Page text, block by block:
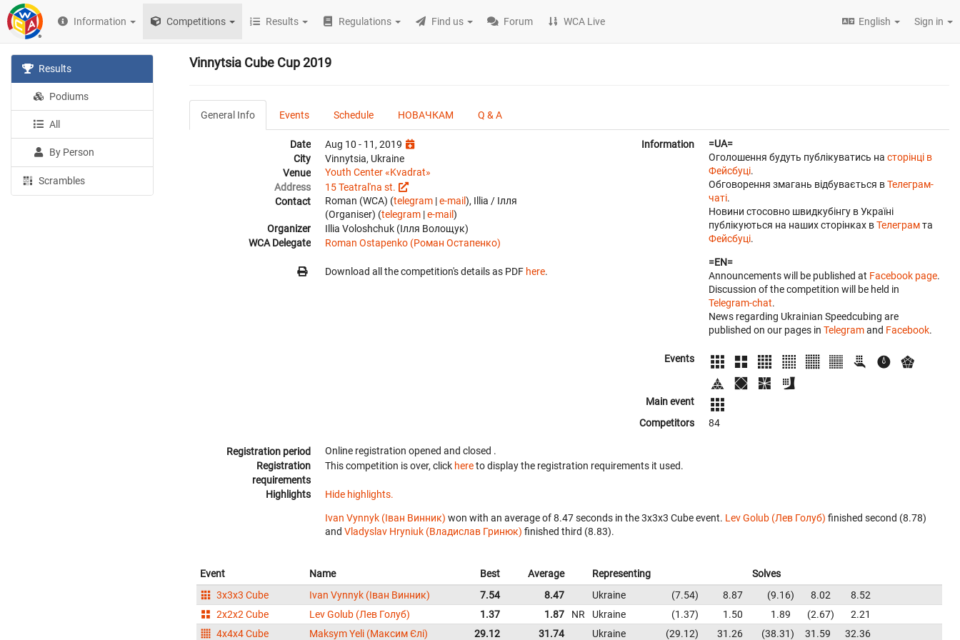
Information Competitions Results Regulations Find us Forum WCA Live English Sign in
Results
Podiums
All
By Person
Scrambles
Vinnytsia Cube Cup 2019
General Info Events Schedule НОВАЧКАМ Q & A
Date
Aug 10 - 11, 2019
City
Vinnytsia, Ukraine
Venue
Youth Center «Kvadrat»
Address
15 Teatral'na st.
Contact
Roman (WCA) (telegram |e-mail), Illia / Ілля
(Organiser) (telegram |e-mail)
Organizer
Illia Voloshchuk (Ілля Волощук)
WCA Delegate
Roman Ostapenko (Роман Остапенко)
Download all the competition's details as PDF here.
Information
=UA=
Оголошення будуть публікуватись на сторінці в
Фейсбуці.
Обговорення змагань відбувається вТелеграм-
чаті.
Новини стосовно швидкубінгу в Україні
публікуються на наших сторінках вТелеграмта
Фейсбуці.
=EN=
Announcements will be published at Facebook page.
Discussion of the competition will be held in
Telegram-chat.
News regarding Ukrainian Speedcubing are
published on our pages in Telegramand Facebook.
Events
Main event
Competitors
84
Registration period Online registration opened and closed .
Registration
requirements
This competition is over, click hereto display the registration requirements it used.
Highlights Hide highlights.
Ivan Vynnyk (Іван Винник) won with an average of 8.47 seconds in the 3x3x3 Cube event. Lev Golub (Лев Голуб) finished second (8.78)
and Vladyslav Hryniuk (Владислав Гринюк) finished third (8.83).
Event Name Best Average Representing
Solves
3x3x3 Cube
Ivan Vynnyk (Іван Винник) 7.54 8.47 Ukraine 7.54 8.87 9.16 8.02
8.52
2x2x2 Cube
Lev Golub (Лев Голуб) 1.37 1.87 NR Ukraine 1.37 1.50 1.89 2.67
2.21
4x4x4 Cube
Maksym Yeli (Максим Єлі) 29.12 31.74 Ukraine 29.12 31.26 38.31 31.59 32.36